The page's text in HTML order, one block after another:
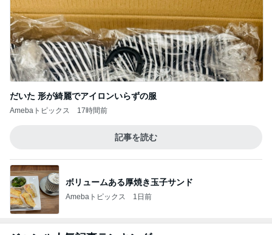
だいた 形が綺麗でアイロンいらずの服
Amebaトピックス 17時間前
記事を読む
ボリュームある厚焼き玉子サンド
Amebaトピックス 1日前